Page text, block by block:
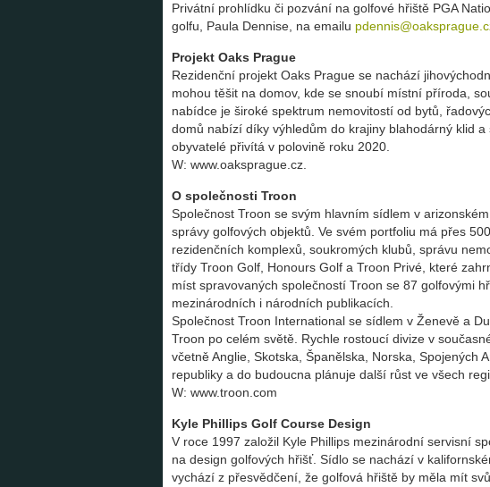
Privátní prohlídku či pozvání na golfové hřiště PGA
golfu, Paula Dennise, na emailu
Projekt Oaks Prague
Rezidenční projekt Oaks Prague se nachází
mohou těšit na domov, kde se snoubí místní příroda,
nabídce je široké spektrum nemovitostí od bytů,
domů nabízí díky výhledům do krajiny blahodárný klid
obyvatelé přivítá v polovině roku 2020.
W: www.oaksprague.cz.
O společnosti Troon
Společnost Troon se svým hlavním sídlem v
správy golfových objektů. Ve svém portfoliu má přes
rezidenčních komplexů, soukromých klubů, správu
třídy Troon Golf, Honours Golf a Troon Privé, které
míst spravovaných společností Troon se 87 golfovými
mezinárodních i národních publikacích.
Společnost Troon International se sídlem v Ženevě a
Troon po celém světě. Rychle rostoucí divize v
včetně Anglie, Skotska, Španělska, Norska, Spojených
republiky a do budoucna plánuje další růst ve všech
W: www.troon.com
Kyle Phillips Golf Course Design
V roce 1997 založil Kyle Phillips mezinárodní servisní
na design golfových hřišť. Sídlo se nachází v
vychází z přesvědčení, že golfová hřiště by měla mít